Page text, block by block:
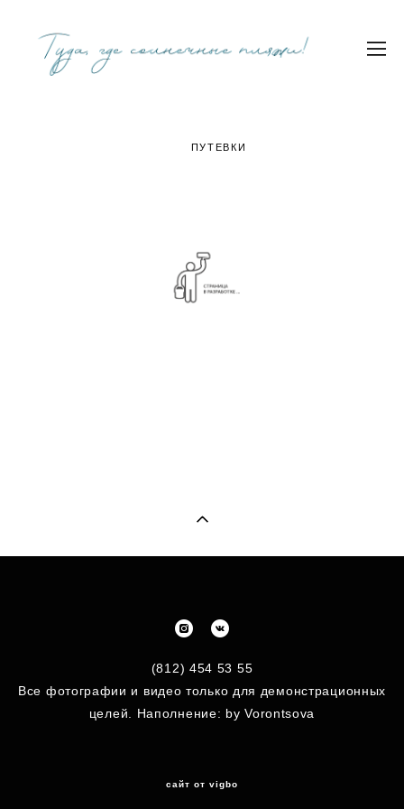
ПУТЕВКИ
(812) 454 53 55
Все фотографии и видео только для демонстрационных
целей. Наполнение: by Vorontsova
сайт от vigbo